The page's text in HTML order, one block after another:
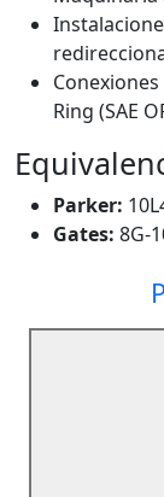
Ring (SAE
Parker:
Gates: 8G-